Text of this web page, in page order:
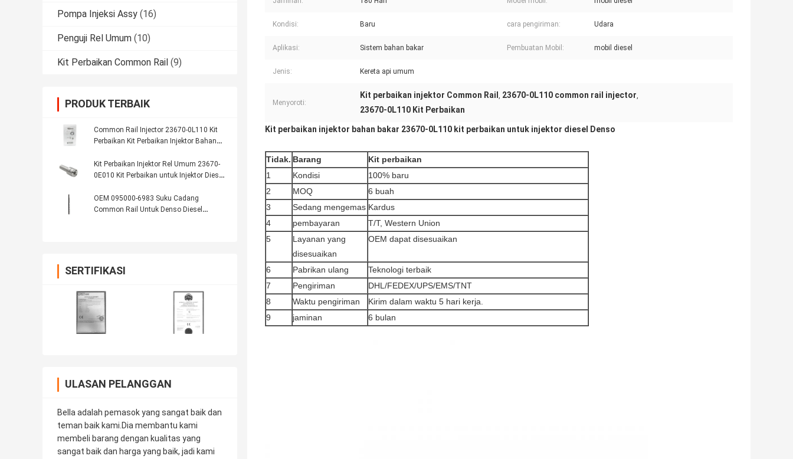
Pompa Injeksi Assy (16)
Penguji Rel Umum (10)
Kit Perbaikan Common Rail (9)
PRODUK TERBAIK
Common Rail Injector 23670-0L110 Kit
Perbaikan Kit Perbaikan Injektor Bahan
Kit Perbaikan Injektor Rel Umum 23670-
0E010 Kit Perbaikan untuk Injektor Diesel
OEM 095000-6983 Suku Cadang
Common Rail Untuk Denso Diesel
SERTIFIKASI
ULASAN PELANGGAN
Bella adalah pemasok yang sangat baik dan
teman baik kami.Dia membantu kami
membeli barang dengan kualitas yang
sangat baik dan harga yang baik, jadi kami
Kondisi: Baru cara pengiriman: Udara
Aplikasi: Sistem bahan bakar Pembuatan Mobil: mobil diesel
Jenis: Kereta api umum
Menyoroti:
Kit perbaikan injektor Common Rail , 23670-0L110 common rail injector,
23670-0L110 Kit Perbaikan
Kit perbaikan injektor bahan bakar 23670-0L110 kit perbaikan untuk injektor diesel Denso
Tidak. Barang
Kit perbaikan
1
Kondisi
100% baru
2
MOQ
6 buah
3
Sedang mengemas Kardus
4
pembayaran
T/T, Western Union
5
Layanan yang
disesuaikan
OEM dapat disesuaikan
6 Pabrikan ulang
Teknologi terbaik
7
Pengiriman
DHL/FEDEX/UPS/EMS/TNT
8
Waktu pengiriman
Kirim dalam waktu 5 hari kerja.
9
jaminan 6 bulan